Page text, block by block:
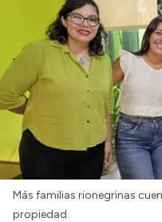
Más familias rionegrinas
propiedad.